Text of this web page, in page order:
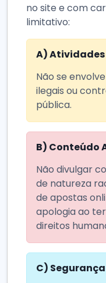
no site e com
limitativo:
A)Atividades
Não se
ilegais ou
pública.
B) Conteúdo
Não divulgar
de natureza
de apostas
apologia ao
direitos
C)